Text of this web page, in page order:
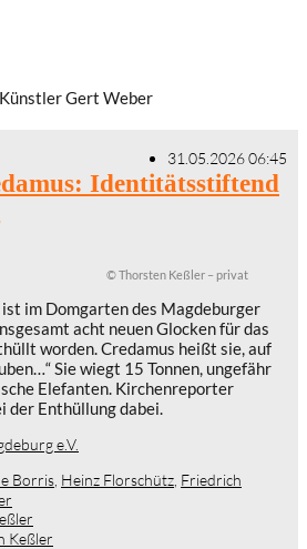
Gert Weber
31.05.2026 06:45
Identitätsstiftend
© Thorsten Keßler – privat
im Domgarten des Magdeburger
acht neuen Glocken für das
worden. Credamus heißt sie, auf
Sie wiegt 15 Tonnen, ungefähr
Elefanten. Kirchenreporter
Enthüllung dabei.
e.V.
Borris Heinz Florschütz Friedrich
Keßler